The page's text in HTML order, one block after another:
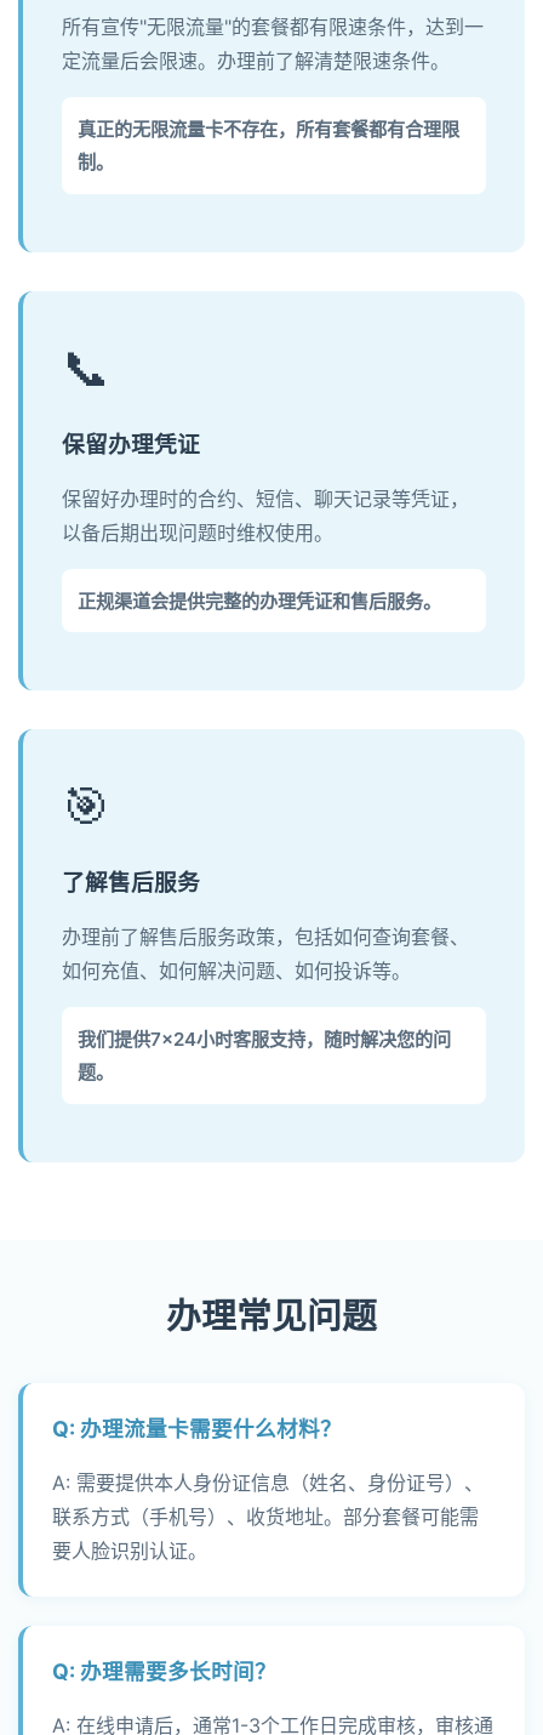
所有宣传"无限流量"的套餐都有限速条件，达到一
定流量后会限速。办理前了解清楚限速条件。
真正的无限流量卡不存在，所有套餐都有合理限
制。
📞
保留办理凭证
保留好办理时的合约、短信、聊天记录等凭证，
以备后期出现问题时维权使用。
正规渠道会提供完整的办理凭证和售后服务。
🎯
了解售后服务
办理前了解售后服务政策，包括如何查询套餐、
如何充值、如何解决问题、如何投诉等。
我们提供7×24小时客服支持，随时解决您的问
题。
办理常见问题
Q: 办理流量卡需要什么材料？
A: 需要提供本人身份证信息（姓名、身份证号）、
联系方式（手机号）、收货地址。部分套餐可能需
要人脸识别认证。
Q: 办理需要多长时间？
A: 在线申请后，通常1-3个工作日完成审核，审核通